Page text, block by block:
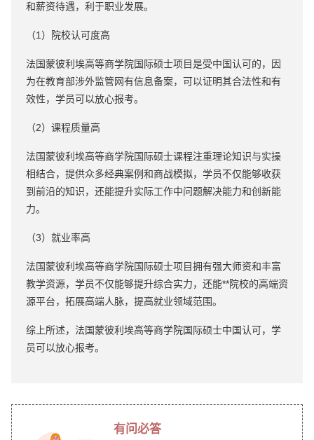
和薪资待遇，利于职业发展。
（1）院校认可度高
法国蒙彼利埃高等商学院国际硕士项目是受中国认可的，因
为在教育部涉外监管网有信息备案，可以证明其合法性和有
效性，学员可以放心报考。
（2）课程质量高
法国蒙彼利埃高等商学院国际硕士课程注重理论知识与实操
相结合，提供众多经典案例和商战模拟，学员不仅能够收获
到前沿的知识，还能提升实际工作中问题解决能力和创新能
力。
（3）就业率高
法国蒙彼利埃高等商学院国际硕士项目拥有强大师资和丰富
教学资源，学员不仅能够提升综合实力，还能**院校的高端资
源平台，拓展高端人脉，提高就业领域范围。
综上所述，法国蒙彼利埃高等商学院国际硕士中国认可，学
员可以放心报考。
有问必答